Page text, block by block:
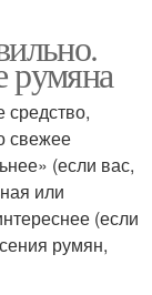
румяна
свежее
(если вас,
или
(если
румян,